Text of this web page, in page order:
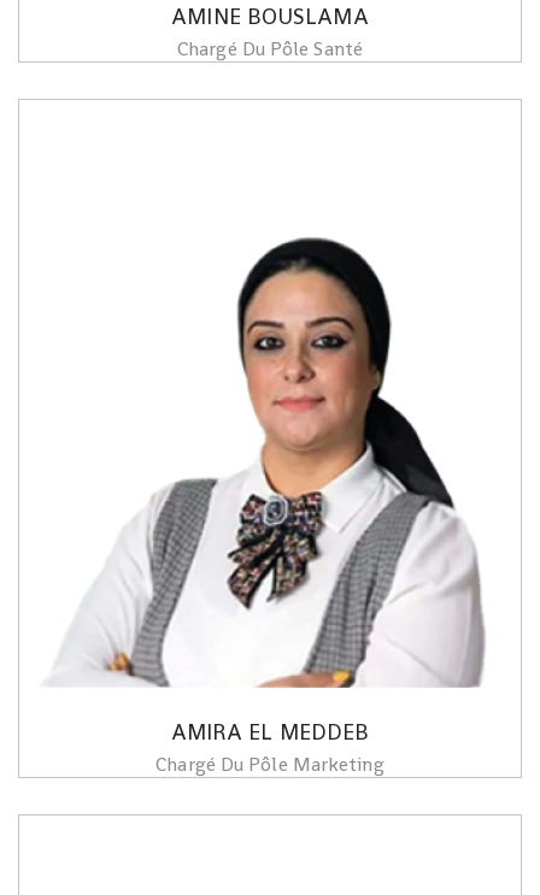
AMINE BOUSLAMA
Chargé Du Pôle Santé
AMIRA EL MEDDEB
Chargé Du Pôle Marketing